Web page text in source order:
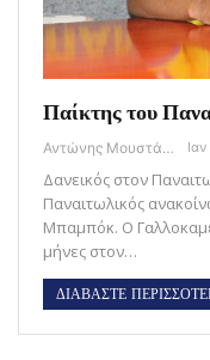
Παίκτης του
Αντώνης Μουστάκας
Δανεικός στον
Παναιτωλικός
Μπαμπόκ. Ο
μήνες στον…
ΔΙΑΒΑΣΤΕ